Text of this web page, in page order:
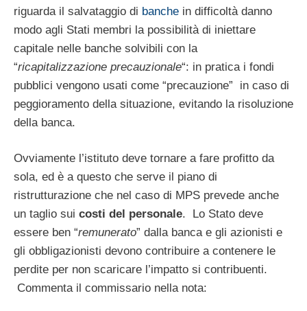
riguarda il salvataggio di banche in difficoltà danno
modo agli Stati membri la possibilità di iniettare
capitale nelle banche solvibili con la
“ricapitalizzazione precauzionale“: in pratica i fondi
pubblici vengono usati come “precauzione” in caso di
peggioramento della situazione, evitando la risoluzione
della banca.
Ovviamente l’istituto deve tornare a fare profitto da
sola, ed è a questo che serve il piano di
ristrutturazione che nel caso di MPS prevede anche
un taglio sui costi del personale. Lo Stato deve
essere ben “remunerato” dalla banca e gli azionisti e
gli obbligazionisti devono contribuire a contenere le
perdite per non scaricare l’impatto si contribuenti.
Commenta il commissario nella nota: